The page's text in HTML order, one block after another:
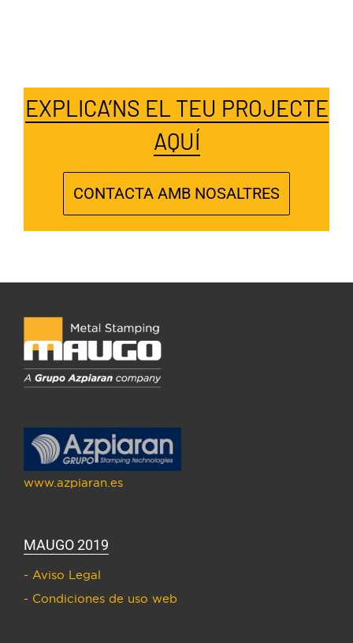
EXPLICA’NS EL TEU PROJECTE
AQUÍ
CONTACTA AMB NOSALTRES
www.azpiaran.es
MAUGO 2019
- Aviso Legal
- Condiciones de uso web